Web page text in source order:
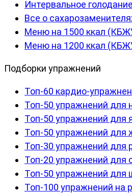
Интервальное
Все о
Меню на 1500 ккал
Меню на 1200 ккал
Подборки упражнений
Топ-60 кардио-
Топ-50 упражнений для
Топ-50 упражнений для
Топ-50 упражнений для
Топ-30 упражнений для
Топ-20 упражнений для
Топ-50 упражнений для
Топ-100 упражнений на